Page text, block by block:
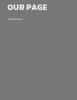
OUR PAGE